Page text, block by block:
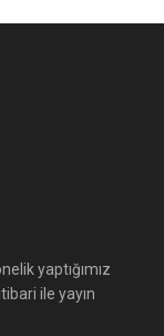
yaptığımız
ile yayın